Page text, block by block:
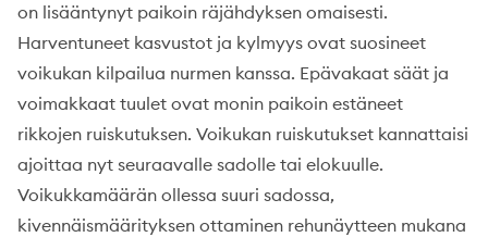
on lisääntynyt paikoin räjähdyksen omaisesti.
Harventuneet kasvustot ja kylmyys ovat suosineet
voikukan kilpailua nurmen kanssa. Epävakaat säät ja
voimakkaat tuulet ovat monin paikoin estäneet
rikkojen ruiskutuksen. Voikukan ruiskutukset kannattaisi
ajoittaa nyt seuraavalle sadolle tai elokuulle.
Voikukkamäärän ollessa suuri sadossa,
kivennäismäärityksen ottaminen rehunäytteen mukana